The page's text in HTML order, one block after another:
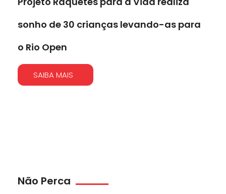
sonho de 30 crianças levando-as para
o Rio Open
SAIBA MAIS
Não Perca